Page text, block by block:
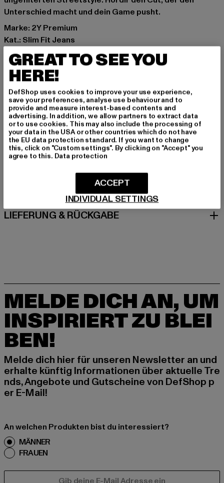
Unterschied macht und dein Game pusht.
Marke: 2Y Premium
Kat.: Slim Fit Jeans
Farbe: grau
Hersteller Farbe: washed grey
Materialzusammensetzung: 98% Baumwolle, 2%
Elasthan
Art.Nr: 2Y-NP018-04222
Hersteller: 2Y Premium GmbH |info@2y-studios.com
Hollefeldstraße 16 | 48282 Emsdetten | DE
GRÖSSE & PASSFORM
PFLEGEHINWEISE
LIEFERUNG & RÜCKGABE
MELDE DICH AN, UM
INSPIRIERT ZU BLEI
BEN!
Melde dich hier für unseren Newsletter an und
erhalte künftig Informationen über aktuelle Tre
nds, Angebote und Gutscheine von DefShop p
er E-Mail!
An welchen Produkten bist du interessiert?
MÄNNER
FRAUEN
GREAT TO SEE YOU
HERE!
DefShop uses cookies to improve your use experience,
save your preferences, analyse use behaviour and to
provide and measure interest-based contents and
advertising. In addition, we allow partners to extract data
or to use cookies. This may also include the processing of
your data in the USA or other countries which do not have
the EU data protection standard. If you want to change
this, click on "Custom settings". By clicking on "Accept" you
agree to this. Data protection
INDIVIDUAL SETTINGS
ACCEPT